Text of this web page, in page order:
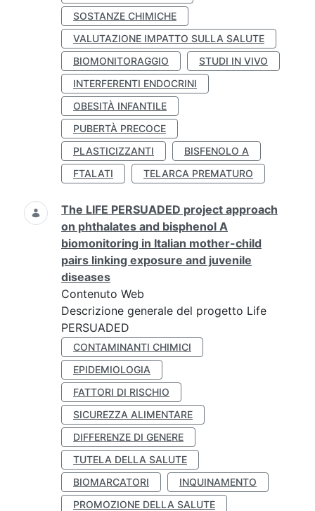
SOSTANZE CHIMICHE
VALUTAZIONE IMPATTO SULLA SALUTE
BIOMONITORAGGIO
STUDI IN VIVO
INTERFERENTI ENDOCRINI
OBESITÀ INFANTILE
PUBERTÀ PRECOCE
PLASTICIZZANTI
BISFENOLO A
FTALATI
TELARCA PREMATURO
The LIFE PERSUADED project approach
on phthalates and bisphenol A
biomonitoring in Italian mother-child
pairs linking exposure and juvenile
diseases
Contenuto Web
Descrizione generale del progetto Life
PERSUADED
CONTAMINANTI CHIMICI
EPIDEMIOLOGIA
FATTORI DI RISCHIO
SICUREZZA ALIMENTARE
DIFFERENZE DI GENERE
TUTELA DELLA SALUTE
BIOMARCATORI
INQUINAMENTO
PROMOZIONE DELLA SALUTE